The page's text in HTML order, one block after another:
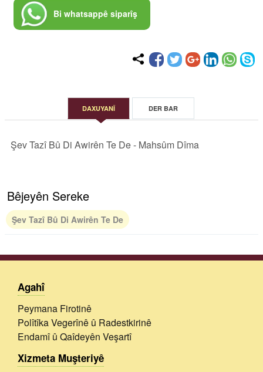
Bi whatsappê siparîş
DAXUYANÎ DER BAR
Şev Tazî Bû Di Awirên Te De - Mahsûm Dîma
Bêjeyên Sereke
Şev Tazî Bû Di Awirên Te De
Agahî
Peymana Firotinê
Polîtîka Vegerînê û Radestkirinê
Endamî û Qaîdeyên Veşartî
Xizmeta Muşteriyê